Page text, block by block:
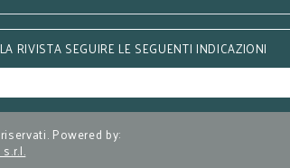
RIVISTA SEGUIRE LE SEGUENTI INDICAZIONI
Powered by: